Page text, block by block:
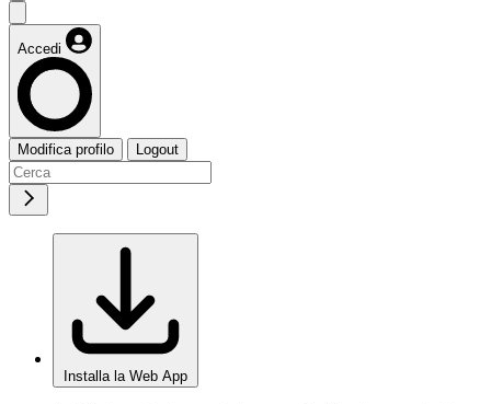
Accedi
Modifica profilo Logout
Installa la Web App